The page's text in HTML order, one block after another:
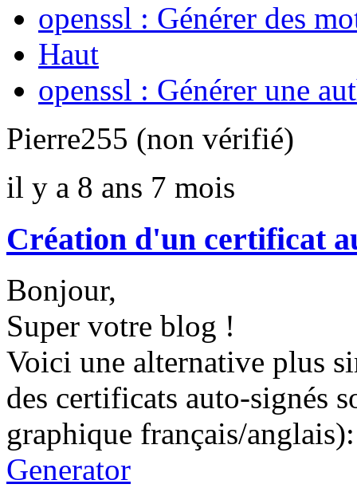
openssl : Générer des
Haut
openssl : Générer une
Pierre255 (non vérifié)
il y a 8 ans 7 mois
Création d'un certificat
Bonjour,
Super votre blog !
Voici une alternative plus
des certificats auto-signés
graphique français/
Generator